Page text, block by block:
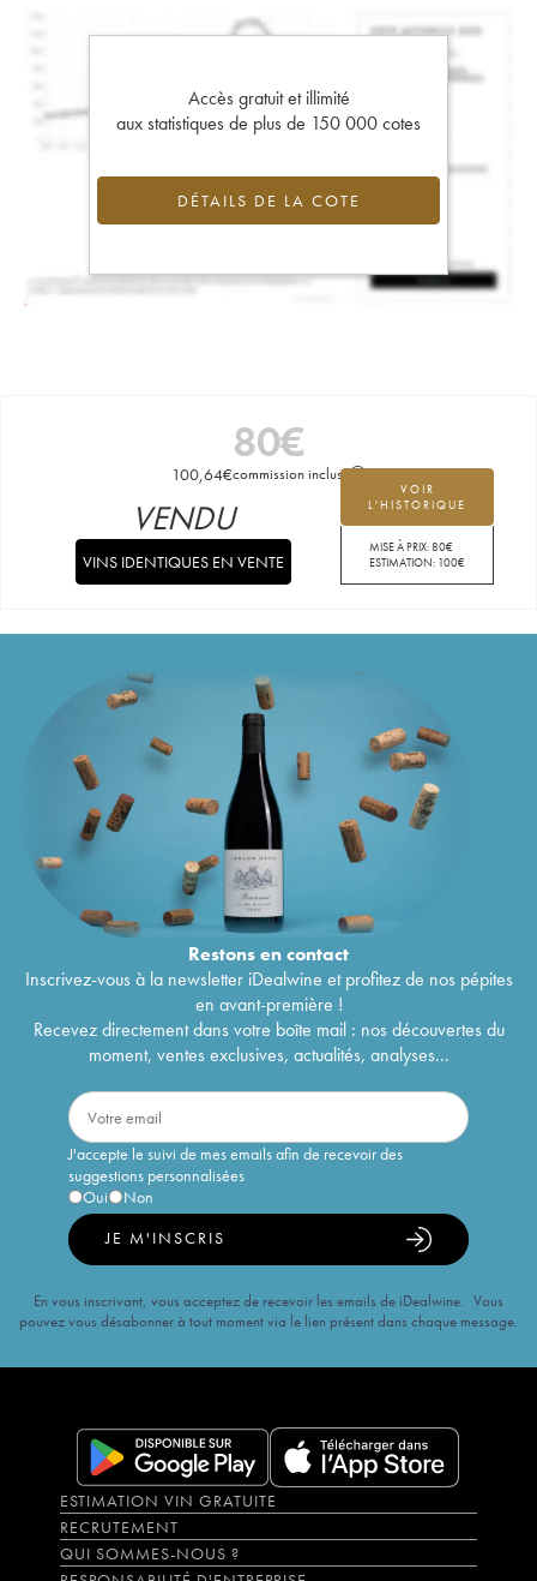
Accès gratuit et illimité
aux statistiques de plus de 150 000 cotes
DÉTAILS DE LA COTE
80€
100,64€commission incluse
VOIR
L'HISTORIQUE
MISE À PRIX:80€
ESTIMATION: 100€
VENDU
VINS IDENTIQUES EN VENTE
Restons encontact
Inscrivez-vous à la newsletter iDealwine et profitez de nos pépites
en avant-première !
Recevez directement dans votre boîte mail : nos découvertes du
moment, ventes exclusives, actualités, analyses...
J'accepte le suivi de mes emails afin de recevoir des
suggestions personnalisées
Oui
Non
JE M'INSCRIS
En vous inscrivant, vous acceptez de recevoir les emails de iDealwine. Vous
pouvez vous désabonner à tout moment via le lien présent dans chaque message.
ESTIMATION VIN GRATUITE
RECRUTEMENT
QUI SOMMES-NOUS ?